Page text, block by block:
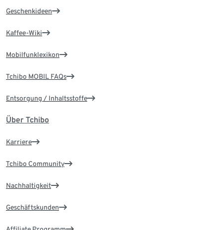
Geschenkideen
Kaffee-Wiki
Mobilfunklexikon
Tchibo MOBIL FAQs
Entsorgung / Inhaltsstoffe
Über Tchibo
Karriere
Tchibo Community
Nachhaltigkeit
Geschäftskunden